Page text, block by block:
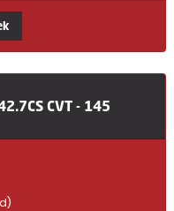
CVT - 145